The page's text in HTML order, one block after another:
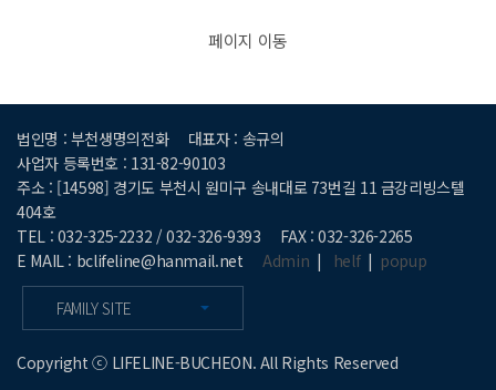
페이지 이동
법인명 : 부천생명의전화
대표자 : 송규의
사업자 등록번호 : 131-82-90103
주소 : [14598] 경기도 부천시 원미구 송내대로 73번길 11 금강리빙스텔
404호
TEL : 032-325-2232 / 032-326-9393
FAX : 032-326-2265
E MAIL : bclifeline@hanmail.net
Admin | helf| popup
Copyright ⓒ LIFELINE-BUCHEON. All Rights Reserved
FAMILY SITE